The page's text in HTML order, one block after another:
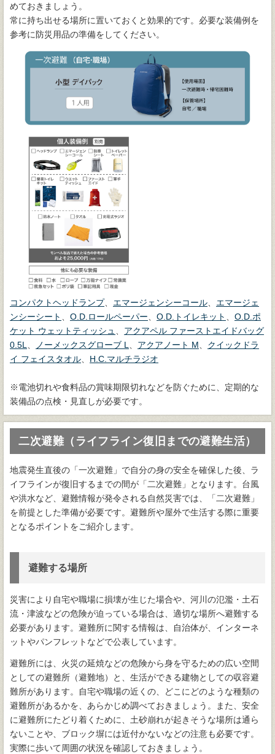
めておきましょう。
常に持ち出せる場所に置いておくと効果的です。必要な装備例を
参考に防災用品の準備をしてください。
コンパクトヘッドランプ、 エマージェンシーコール
エマージェ
ンシーシート
O.D.ロールペーパー O.D.トイレキット
O.D.ポ
ケット ウェットティッシュ
アクアペル ファーストエイドバッグ
0.5L
ノーメックスグローブ L アクアノート M
クイックドラ
イ フェイスタオル
H.C.マルチラジオ
※電池切れや食料品の賞味期限切れなどを防ぐために、定期的な
装備品の点検・見直しが必要です。
二次避難（ライフライン復旧までの避難生活）
地震発生直後の「一次避難」で自分の身の安全を確保した後、ラ
イフラインが復旧するまでの間が「二次避難」となります。台風
や洪水など、避難情報が発令される自然災害では、「二次避難」
を前提とした準備が必要です。避難所や屋外で生活する際に重要
となるポイントをご紹介します。
避難する場所
災害により自宅や職場に損壊が生じた場合や、河川の氾濫・土石
流・津波などの危険が迫っている場合は、適切な場所へ避難する
必要があります。避難所に関する情報は、自治体が、インターネ
ットやパンフレットなどで公表しています。
避難所には、火災の延焼などの危険から身を守るための広い空間
としての避難所（避難地）と、生活ができる建物としての収容避
難所があります。自宅や職場の近くの、どこにどのような種類の
避難所があるかを、あらかじめ調べておきましょう。また、安全
に避難所にたどり着くために、土砂崩れが起きそうな場所は通ら
ないことや、ブロック塀には近付かないなどの注意も必要です。
実際に歩いて周囲の状況を確認しておきましょう。